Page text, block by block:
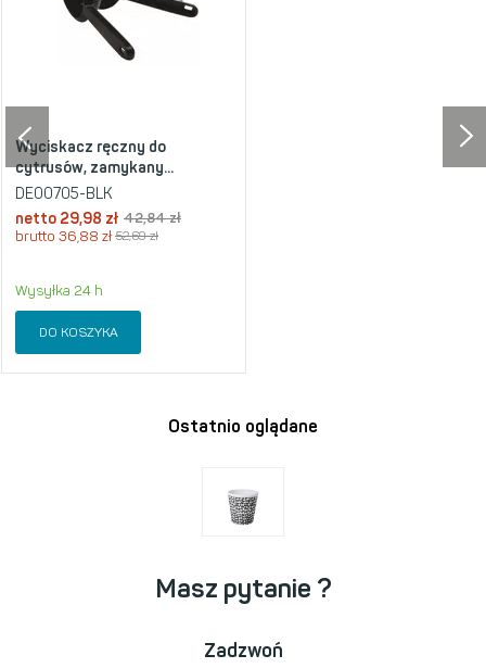
Wyciskacz ręczny do
cytrusów, zamykany...
DE00705-BLK
netto 29,98 zł 42,84 zł
brutto 36,88 zł 52,69 zł
Wysyłka 24 h
DO KOSZYKA
Ostatnio oglądane
Masz pytanie ?
Zadzwoń